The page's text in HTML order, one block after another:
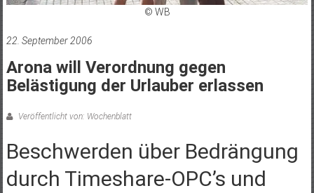
© WB
22. September 2006
Arona will Verordnung gegen
Belästigung der Urlauber erlassen
Veröffentlicht von: Wochenblatt
Beschwerden über Bedrängung
durch Timeshare-OPC’s und